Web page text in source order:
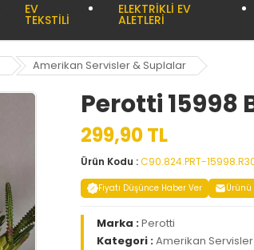
EV
TEKSTİLİ
ELEKTRİKLİ EV
ALETLERİ
Amerikan Servisler & Suplalar
Perotti 15998
299,90 TL
Ürün Kodu :C90.824.PRT-
Fiyatı Düşünce Haber Ver Ürünü
Marka :Perotti
Kategori :Amerikan